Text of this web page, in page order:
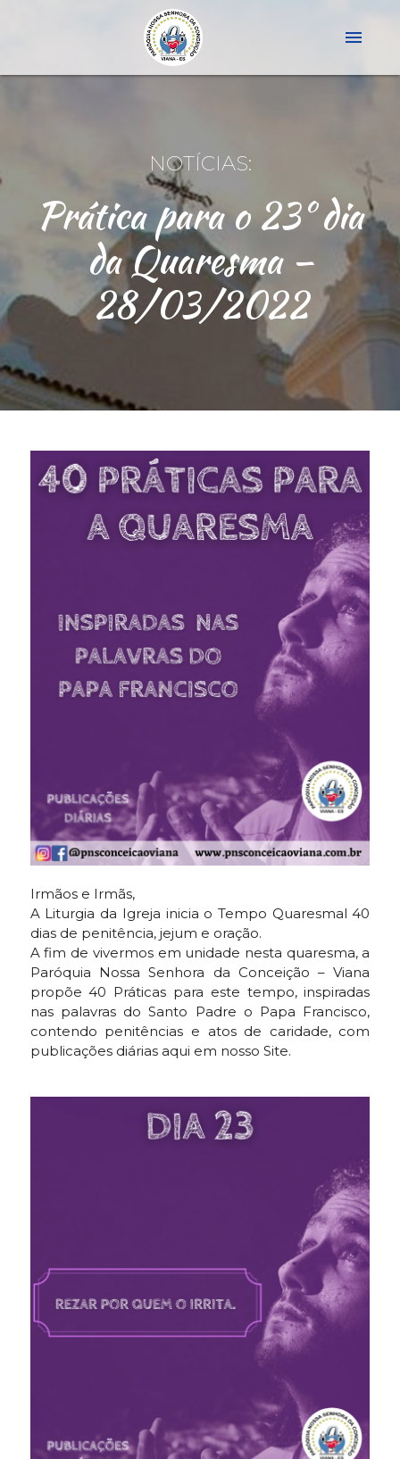
menu
NOTÍCIAS:
Prática para o 23º dia
da Quaresma –
28/03/2022
Irmãos e Irmãs,
A Liturgia da Igreja inicia o Tempo Quaresmal 40
dias de penitência, jejum e oração.
A fim de vivermos em unidade nesta quaresma, a
Paróquia Nossa Senhora da Conceição – Viana
propõe 40 Práticas para este tempo, inspiradas
nas palavras do Santo Padre o Papa Francisco,
contendo penitências e atos de caridade, com
publicações diárias aqui em nosso Site.